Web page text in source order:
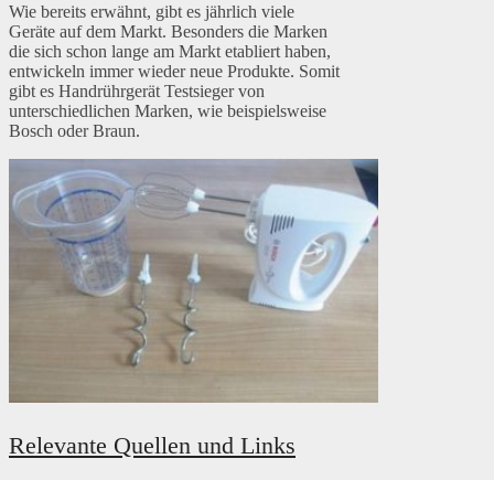
Wie bereits erwähnt, gibt es jährlich viele
Geräte auf dem Markt. Besonders die Marken
die sich schon lange am Markt etabliert haben,
entwickeln immer wieder neue Produkte. Somit
gibt es Handrührgerät Testsieger von
unterschiedlichen Marken, wie beispielsweise
Bosch oder Braun.
Relevante Quellen und Links